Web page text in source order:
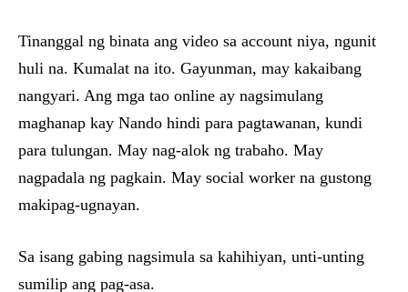
Tinanggal ng binata ang video sa account niya, ngunit
huli na. Kumalat na ito. Gayunman, may kakaibang
nangyari. Ang mga tao online ay nagsimulang
maghanap kay Nando hindi para pagtawanan, kundi
para tulungan. May nag-alok ng trabaho. May
nagpadala ng pagkain. May social worker na gustong
makipag-ugnayan.
Sa isang gabing nagsimula sa kahihiyan, unti-unting
sumilip ang pag-asa.